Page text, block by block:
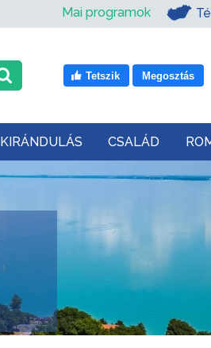
Mai programok
Tetszik Megosztás
KIRÁNDULÁS CSALÁD